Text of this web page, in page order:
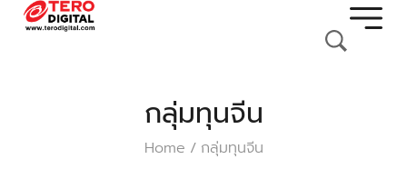
กลุ่มทุนจีน
Home / กลุ่มทุนจีน